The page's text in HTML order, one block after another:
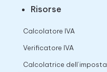
Risorse
Calcolatore IVA
Verificatore IVA
Calcolatrice dell’imposta